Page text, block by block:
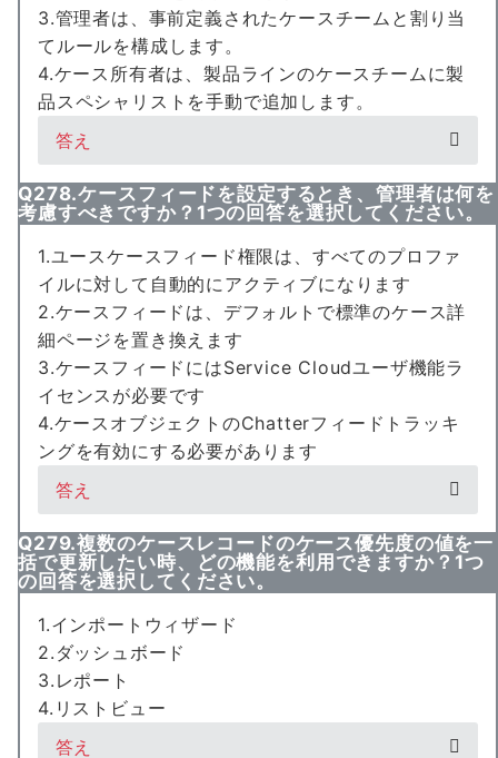
3.管理者は、事前定義されたケースチームと割り当
てルールを構成します。
4.ケース所有者は、製品ラインのケースチームに製
品スペシャリストを手動で追加します。
答え
Q278.ケースフィードを設定するとき、管理者は何を
考慮すべきですか？1つの回答を選択してください。
1.ユースケースフィード権限は、すべてのプロファ
イルに対して自動的にアクティブになります
2.ケースフィードは、デフォルトで標準のケース詳
細ページを置き換えます
3.ケースフィードにはService Cloudユーザ機能ラ
イセンスが必要です
4.ケースオブジェクトのChatterフィードトラッキ
ングを有効にする必要があります
答え
Q279.複数のケースレコードのケース優先度の値を一
括で更新したい時、どの機能を利用できますか？1つ
の回答を選択してください。
1.インポートウィザード
2.ダッシュボード
3.レポート
4.リストビュー
答え